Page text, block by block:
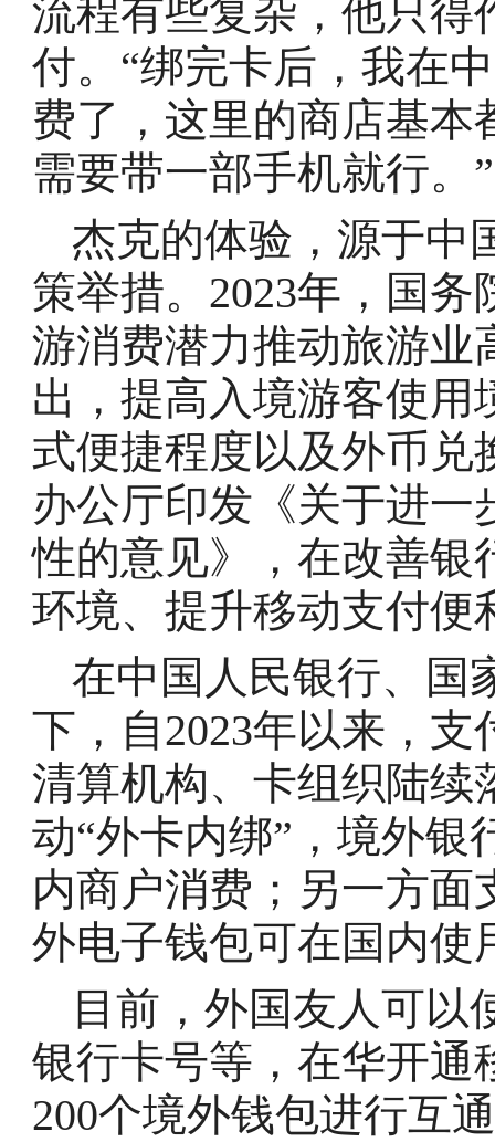
流程有些复杂，他只得
付。“绑完卡后，我在
费了，这里的商店基
需要带一部手机就行。”
杰克的体验，源于中
策举措。2023年，国
游消费潜力推动旅游业
出，提高入境游客使
式便捷程度以及外币兑
办公厅印发《关于进
性的意见》，在改善银
环境、提升移动支付便
在中国人民银行、国
下，自2023年以来，
清算机构、卡组织陆续
动“外卡内绑”，境外
内商户消费；另一方面
外电子钱包可在国内使
目前，外国友人可以
银行卡号等，在华开通
200个境外钱包进行互